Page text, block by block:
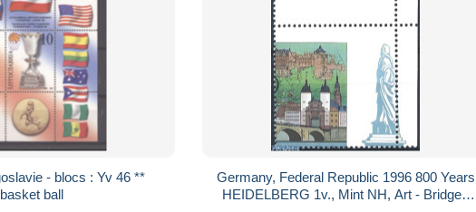
basket ball
Germany, Federal Republic 1996 800 Years
HEIDELBERG 1v., Mint NH, Art - Bridges